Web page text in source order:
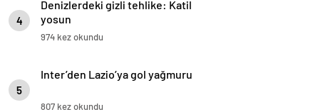
4
Denizlerdeki gizli tehlike: Katil
yosun
974 kez okundu
5
Inter’den Lazio’ya gol yağmuru
807 kez okundu